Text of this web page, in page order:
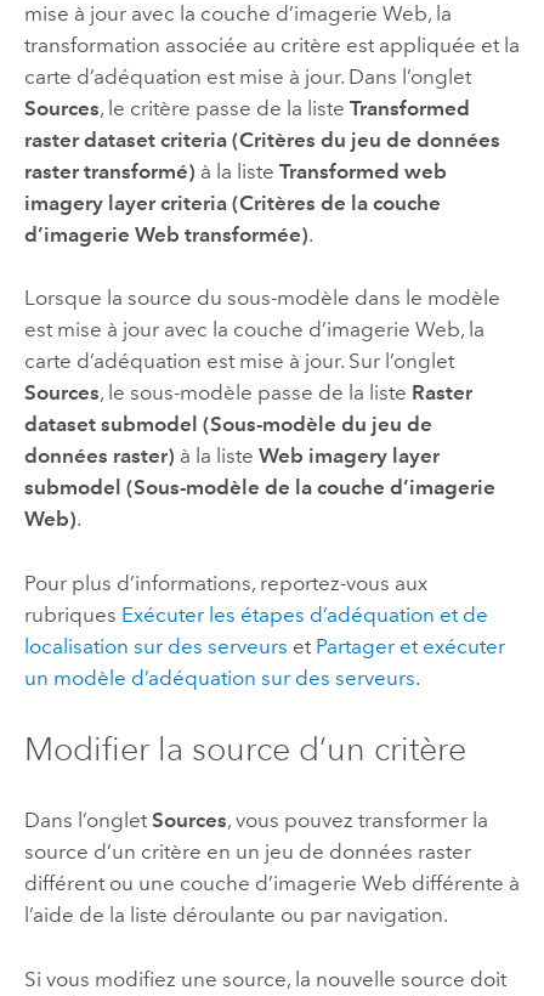
mise à jour avec la couche d’imagerie Web, la
transformation associée au critère est appliquée et la
carte d’adéquation est mise à jour. Dans l’onglet
Sources, le critère passe de la liste Transformed
raster dataset criteria (Critères du jeu de données
raster transformé) à la liste Transformed web
imagery layer criteria (Critères de la couche
d’imagerie Web transformée).
Lorsque la source du sous-modèle dans le modèle
est mise à jour avec la couche d’imagerie Web, la
carte d’adéquation est mise à jour. Sur l’onglet
Sources, le sous-modèle passe de la liste Raster
dataset submodel (Sous-modèle du jeu de
données raster) à la liste Web imagery layer
submodel (Sous-modèle de la couche d’imagerie
Web).
Pour plus d’informations, reportez-vous aux
rubriques Exécuter les étapes d’adéquation et de
localisation sur des serveurs et Partager et exécuter
un modèle d’adéquation sur des serveurs.
Modifier la source d’un critère
Dans l’onglet Sources, vous pouvez transformer la
source d’un critère en un jeu de données raster
différent ou une couche d’imagerie Web différente à
l’aide de la liste déroulante ou par navigation.
Si vous modifiez une source, la nouvelle source doit